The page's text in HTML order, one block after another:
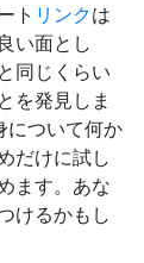
ト リンクは
い面とし
同じくらい
を発見しま
について何か
だけに試し
ます。あな
けるかもし